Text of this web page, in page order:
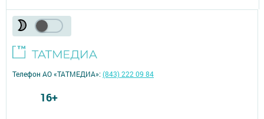
Телефон АО «ТАТМЕДИА»:(843) 222 09 84
16+